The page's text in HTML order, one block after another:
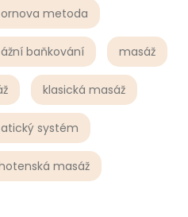
metoda
baňkování masáž
klasická masáž
systém
masáž